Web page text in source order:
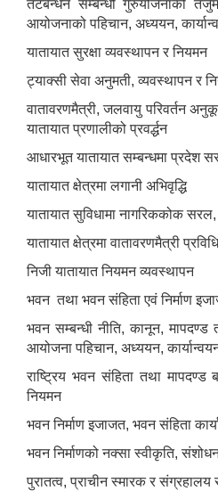
तटबन्धन सम्बन्धी गुरुयोजनाको
आयोजनाको पहिचान, अध्ययन,
यातायात सुरक्षा व्यवस्थापन र नियमन
ट्याक्सी सेवा अनुमती, व्यवस्थापन र
वातावरणमैत्री, जलवायु परिवर्तन
यातायात प्रणालीको प्रवर्द्धन
आधारभूत यातायात सम्बन्धमा प्रदेश
यातायात क्षेत्रमा लगानी अभिवृद्धि
यातायात सुविधामा नागरिककोक
यातायात क्षेत्रमा वातावरणमैत्री
निजी यातायात नियमन व्यवस्थापन
भवन तथा भवन संहिता एवं निर्माण
भवन सम्बन्धी नीति, कानून, मापदण्ड
आयोजना पहिचान, अध्ययन,
राष्ट्रिय भवन संहिता तथा मापदण्ड
नियमन
भवन निर्माण इजाजत, भवन संहिता
भवन निर्माणको नक्सा स्वीकृति,
पुरातत्व, प्राचीन स्मारक र संग्रहालय